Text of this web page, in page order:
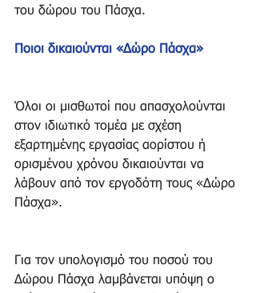
του δώρου του Πάσχα.
Ποιοι δικαιούνται «Δώρο Πάσχα»
Όλοι οι μισθωτοί που απασχολούνται
στον ιδιωτικό τομέα με σχέση
εξαρτημένης εργασίας αορίστου ή
ορισμένου χρόνου δικαιούνται να
λάβουν από τον εργοδότη τους «Δώρο
Πάσχα».
Για τον υπολογισμό του ποσού του
Δώρου Πάσχα λαμβάνεται υπόψη ο